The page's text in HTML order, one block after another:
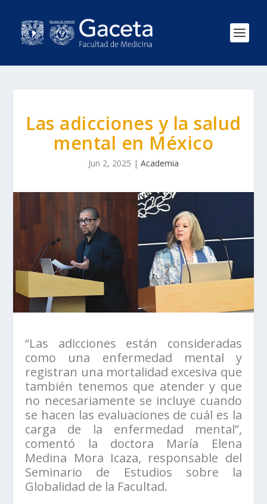
Las adicciones y la salud
mental en México
Jun 2, 2025 | Academia
“Las adicciones están consideradas
como una enfermedad mental y
registran una mortalidad excesiva que
también tenemos que atender y que
no necesariamente se incluye cuando
se hacen las evaluaciones de cuál es la
carga de la enfermedad mental”,
comentó la doctora María Elena
Medina Mora Icaza, responsable del
Seminario de Estudios sobre la
Globalidad de la Facultad.